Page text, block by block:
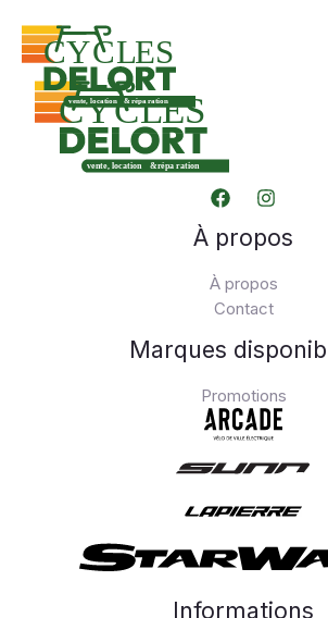
contenu
À propos
À propos
Contact
Marques
Promotions
Informations